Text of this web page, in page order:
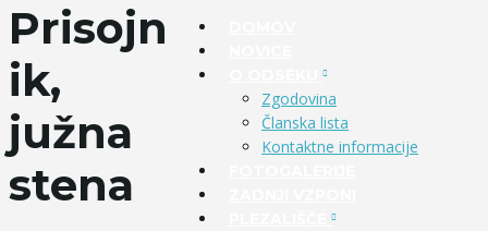
a
v
g
i
n
Zgodovina
Članska lista
Kontaktne informacije
Prisojn
ik,
južna
stena